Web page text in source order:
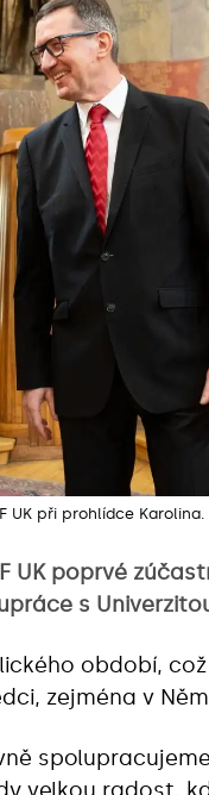
UK při prohlídce Karolina.
UK poprvé
s
období,
zejména v